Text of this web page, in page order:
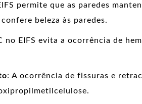
permite que as paredes
beleza às paredes.
no EIFS evita a ocorrência de
: A ocorrência de fissuras e